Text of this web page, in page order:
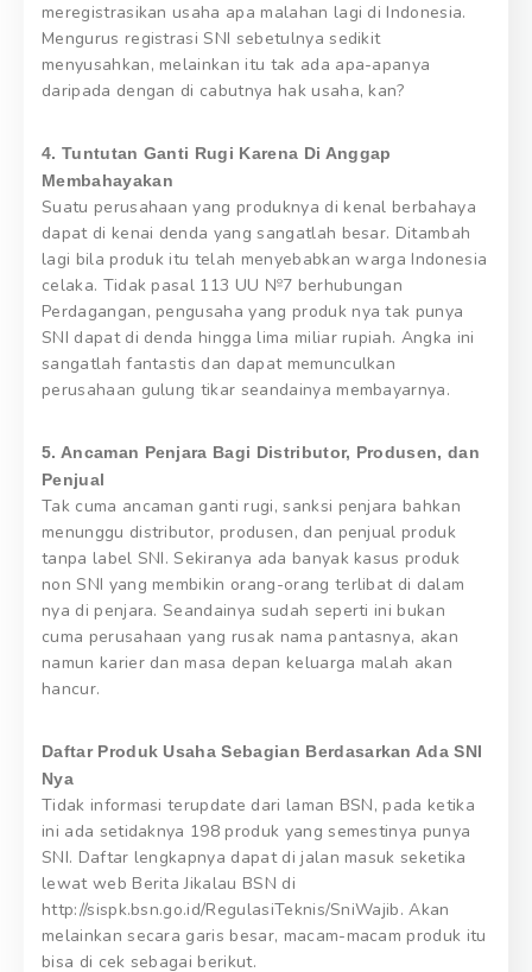
meregistrasikan usaha apa malahan lagi di Indonesia.
Mengurus registrasi SNI sebetulnya sedikit
menyusahkan, melainkan itu tak ada apa-apanya
daripada dengan di cabutnya hak usaha, kan?
4. Tuntutan Ganti Rugi Karena Di Anggap
Membahayakan
Suatu perusahaan yang produknya di kenal berbahaya
dapat di kenai denda yang sangatlah besar. Ditambah
lagi bila produk itu telah menyebabkan warga Indonesia
celaka. Tidak pasal 113 UU №7 berhubungan
Perdagangan, pengusaha yang produk nya tak punya
SNI dapat di denda hingga lima miliar rupiah. Angka ini
sangatlah fantastis dan dapat memunculkan
perusahaan gulung tikar seandainya membayarnya.
5. Ancaman Penjara Bagi Distributor, Produsen, dan
Penjual
Tak cuma ancaman ganti rugi, sanksi penjara bahkan
menunggu distributor, produsen, dan penjual produk
tanpa label SNI. Sekiranya ada banyak kasus produk
non SNI yang membikin orang-orang terlibat di dalam
nya di penjara. Seandainya sudah seperti ini bukan
cuma perusahaan yang rusak nama pantasnya, akan
namun karier dan masa depan keluarga malah akan
hancur.
Daftar Produk Usaha Sebagian Berdasarkan Ada SNI
Nya
Tidak informasi terupdate dari laman BSN, pada ketika
ini ada setidaknya 198 produk yang semestinya punya
SNI. Daftar lengkapnya dapat di jalan masuk seketika
lewat web Berita Jikalau BSN di
http://sispk.bsn.go.id/RegulasiTeknis/SniWajib. Akan
melainkan secara garis besar, macam-macam produk itu
bisa di cek sebagai berikut.